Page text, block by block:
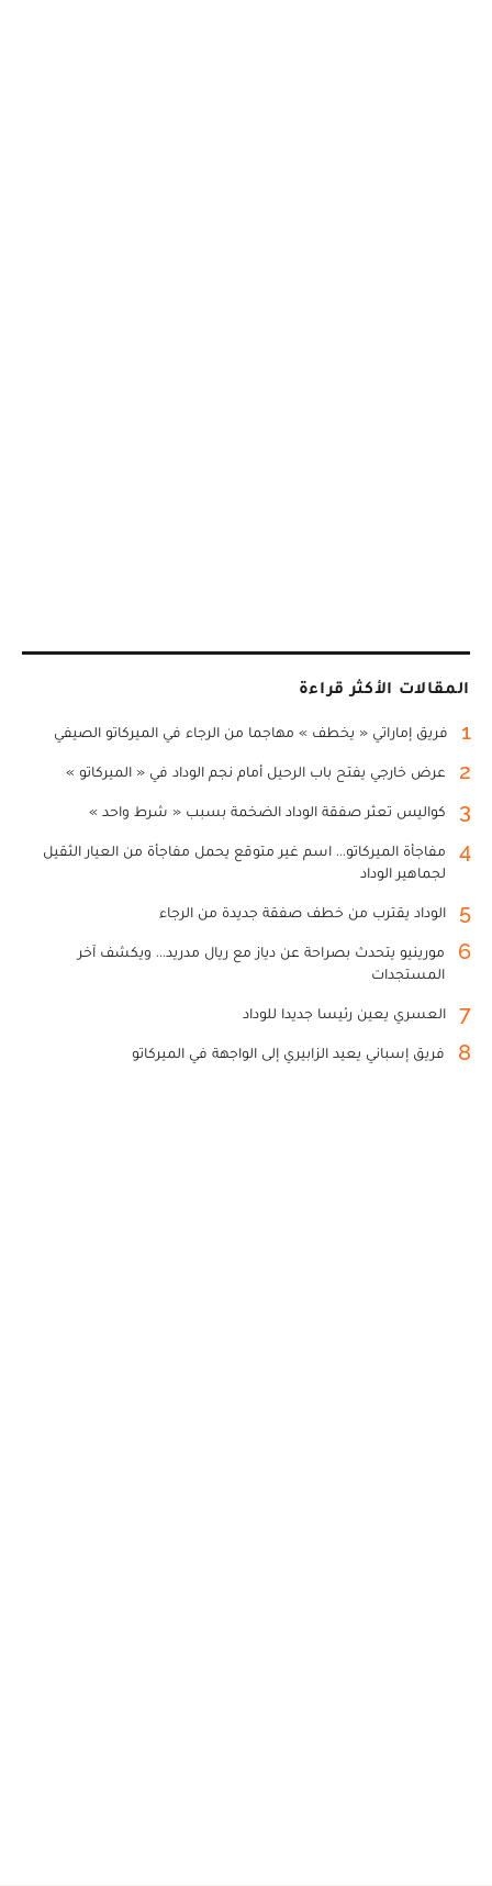
المقالات الأكثر قراءة
1 فريق إماراتي « يخطف » مهاجما من الرجاء في الميركاتو الصيفي
2 عرض خارجي يفتح باب الرحيل أمام نجم الوداد في « الميركاتو »
3 كواليس تعثر صفقة الوداد الضخمة بسبب « شرط واحد »
4
مفاجأة الميركاتو... اسم غير متوقع يحمل مفاجأة من العيار الثقيل
لجماهير الوداد
5 الوداد يقترب من خطف صفقة جديدة من الرجاء
6
مورينيو يتحدث بصراحة عن دياز مع ريال مدريد... ويكشف آخر
المستجدات
7 العسري يعين رئيسا جديدا للوداد
8 فريق إسباني يعيد الزابيري إلى الواجهة في الميركاتو